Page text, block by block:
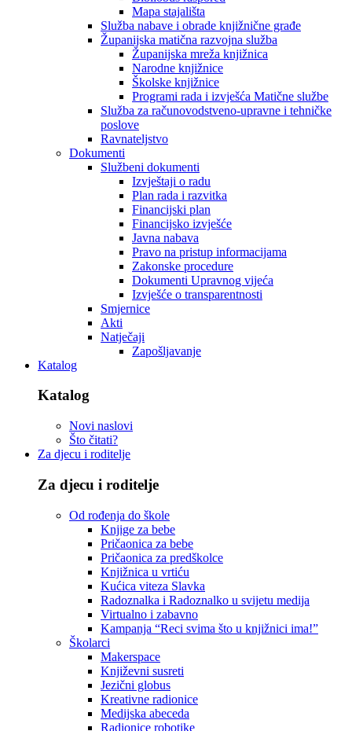
Mapa stajališta
Služba nabave i obrade knjižnične građe
Županijska matična razvojna služba
Županijska mreža knjižnica
Narodne knjižnice
Školske knjižnice
Programi rada i izvješća Matične službe
Služba za računovodstveno-upravne i tehničke
poslove
Ravnateljstvo
Dokumenti
Službeni dokumenti
Izvještaji o radu
Plan rada i razvitka
Financijski plan
Financijsko izvješće
Javna nabava
Pravo na pristup informacijama
Zakonske procedure
Dokumenti Upravnog vijeća
Izvješće o transparentnosti
Smjernice
Akti
Natječaji
Zapošljavanje
Katalog
Katalog
Novi naslovi
Što čitati?
Za djecu i roditelje
Za djecu i roditelje
Od rođenja do škole
Knjige za bebe
Pričaonica za bebe
Pričaonica za predškolce
Knjižnica u vrtiću
Kućica viteza Slavka
Radoznalka i Radoznalko u svijetu medija
Virtualno i zabavno
Kampanja “Reci svima što u knjižnici ima!”
Školarci
Makerspace
Književni susreti
Jezični globus
Kreativne radionice
Medijska abeceda
Radionice robotike